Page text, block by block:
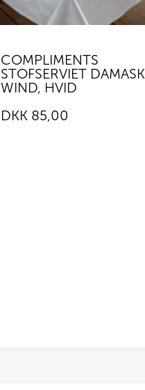
COMPLIMENTS
STOFSERVIET DAMASK
WIND, HVID
DKK 85,00